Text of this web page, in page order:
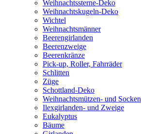
Weihnachtssterne-Deko
Weihnachtskugeln-Deko
Wichtel
Weihnachtsmänner
Beerengirlanden
Beerenzweige
Beerenkränze
Pick-up, Roller, Fahrräder
Schlitten
Züge
Schottland-Deko
Weihnachtsmützen- und Socken
Ilexgirlanden- und Zweige
Eukalyptus
Bäume